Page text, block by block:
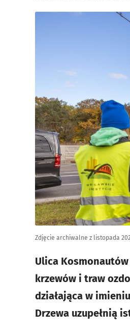
Kliknij, aby powiększyć
Zdjęcie archiwalne z listopada
Ulica
krzewów i traw
działająca w
Drzewa uzupełnią